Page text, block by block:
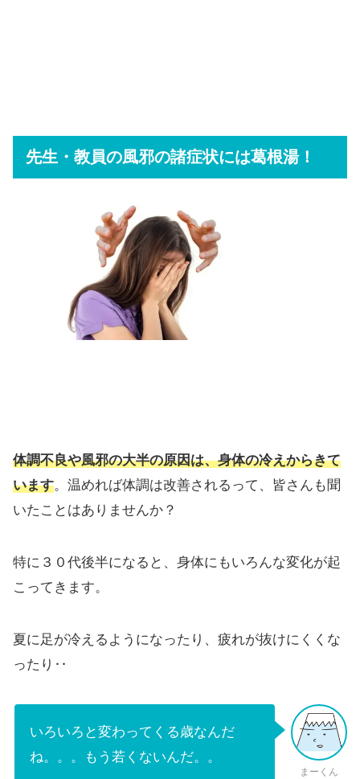
先生・教員の風邪の諸症状には葛根湯！
体調不良や風邪の大半の原因は、身体の冷えからきて
います。温めれば体調は改善されるって、皆さんも聞
いたことはありませんか？
特に３０代後半になると、身体にもいろんな変化が起
こってきます。
夏に足が冷えるようになったり、疲れが抜けにくくな
ったり‥
いろいろと変わってくる歳なんだ
ね。。。もう若くないんだ。。
まーくん